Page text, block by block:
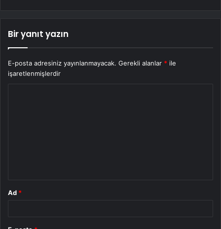
Bir yanıt yazın
E-posta adresiniz yayınlanmayacak. Gerekli alanlar * ile
işaretlenmişlerdir
Ad *